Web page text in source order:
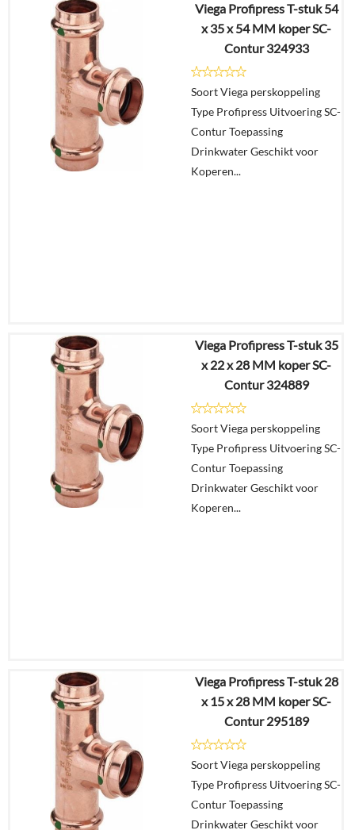
€8,92
€6,95
In
Viega Profipress T-stuk 54
x 35 x 54 MM koper SC-
Contur 324933
Soort Viega perskoppeling
Type Profipress Uitvoering SC-
Contur Toepassing
Drinkwater Geschikt voor
Koperen...
€79,97
€62,37
In
Viega Profipress T-stuk 35
x 22 x 28 MM koper SC-
Contur 324889
Soort Viega perskoppeling
Type Profipress Uitvoering SC-
Contur Toepassing
Drinkwater Geschikt voor
Koperen...
€40,61
€31,68
In
Viega Profipress T-stuk 28
x 15 x 28 MM koper SC-
Contur 295189
Soort Viega perskoppeling
Type Profipress Uitvoering SC-
Contur Toepassing
Drinkwater Geschikt voor